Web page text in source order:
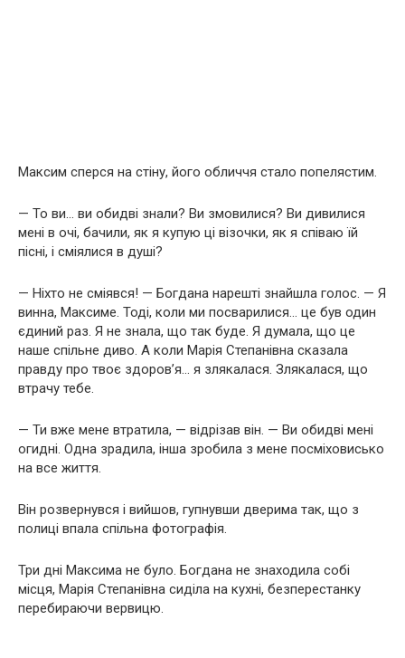
Максим сперся на стіну, його обличчя стало попелястим.
— То ви… ви обидві знали? Ви змовилися? Ви дивилися
мені в очі, бачили, як я купую ці візочки, як я співаю їй
пісні, і сміялися в душі?
— Ніхто не сміявся! — Богдана нарешті знайшла голос. — Я
винна, Максиме. Тоді, коли ми посварилися… це був один
єдиний раз. Я не знала, що так буде. Я думала, що це
наше спільне диво. А коли Марія Степанівна сказала
правду про твоє здоров’я… я злякалася. Злякалася, що
втрачу тебе.
— Ти вже мене втратила, — відрізав він. — Ви обидві мені
огидні. Одна зрадила, інша зробила з мене посміховисько
на все життя.
Він розвернувся і вийшов, гупнувши дверима так, що з
полиці впала спільна фотографія.
Три дні Максима не було. Богдана не знаходила собі
місця, Марія Степанівна сиділа на кухні, безперестанку
перебираючи вервицю.